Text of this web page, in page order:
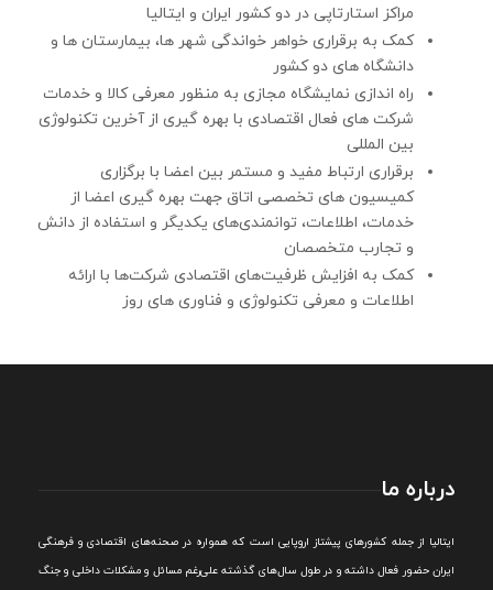
مراکز استارتاپی در دو کشور ایران و ایتالیا
کمک به برقراری خواهر خواندگی شهر ها، بیمارستان ها و
دانشگاه های دو کشور
راه اندازی نمایشگاه مجازی به منظور معرفی کالا و خدمات
شرکت های فعال اقتصادی با بهره گیری از آخرین تکنولوژی
بین المللی
برقراری ارتباط مفید و مستمر بین اعضا با برگزاری
کمیسیون های تخصصی اتاق جهت بهره گیری اعضا از
خدمات، اطلاعات، توانمندی‌های یکدیگر و استفاده از دانش
و تجارب متخصصان
کمک به افزایش ظرفیت‌های اقتصادی شرکت‌ها با ارائه
اطلاعات و معرفی تکنولوژی و فناوری های روز
درباره ما
ايتاليا از جمله کشورهای پيشتاز اروپایی است که همواره در صحنه‌های اقتصادی و فرهنگی
ايران حضور فعال داشته و در طول سال‌های گذشته علی‌رغم مسائل و مشکلات داخلی و جنگ